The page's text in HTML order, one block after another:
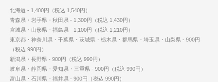
北海道 - 1,400円（税込 1,540円）
青森県・岩手県・秋田県 - 1,300円（税込 1,430円）
宮城県・山形県・福島県 - 1,100円（税込 1,210円）
東京都・神奈川県・千葉県・茨城県・栃木県・群馬県・埼玉県・山梨県 - 900円
（税込 990円）
新潟県・長野県 - 900円（税込 990円）
岐阜県・静岡県・愛知県・三重県 - 900円（税込 990円）
富山県・石川県・福井県 - 900円（税込 990円）